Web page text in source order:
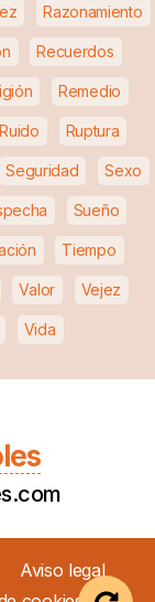
Razonamiento
Recuerdos
Remedio
Ruido Ruptura
Seguridad Sexo
Sueño
Tiempo
Valor Vejez
Vida
Aviso legal